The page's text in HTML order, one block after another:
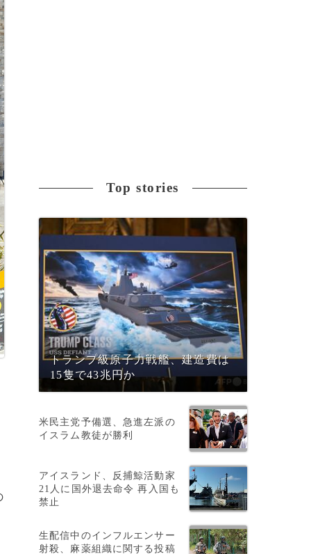
Top stories
トランプ級原子力戦艦、建造費は
15隻で43兆円か
米民主党予備選、急進左派の
イスラム教徒が勝利
アイスランド、反捕鯨活動家
21人に国外退去命令 再入国も
禁止
生配信中のインフルエンサー
射殺、麻薬組織に関する投稿